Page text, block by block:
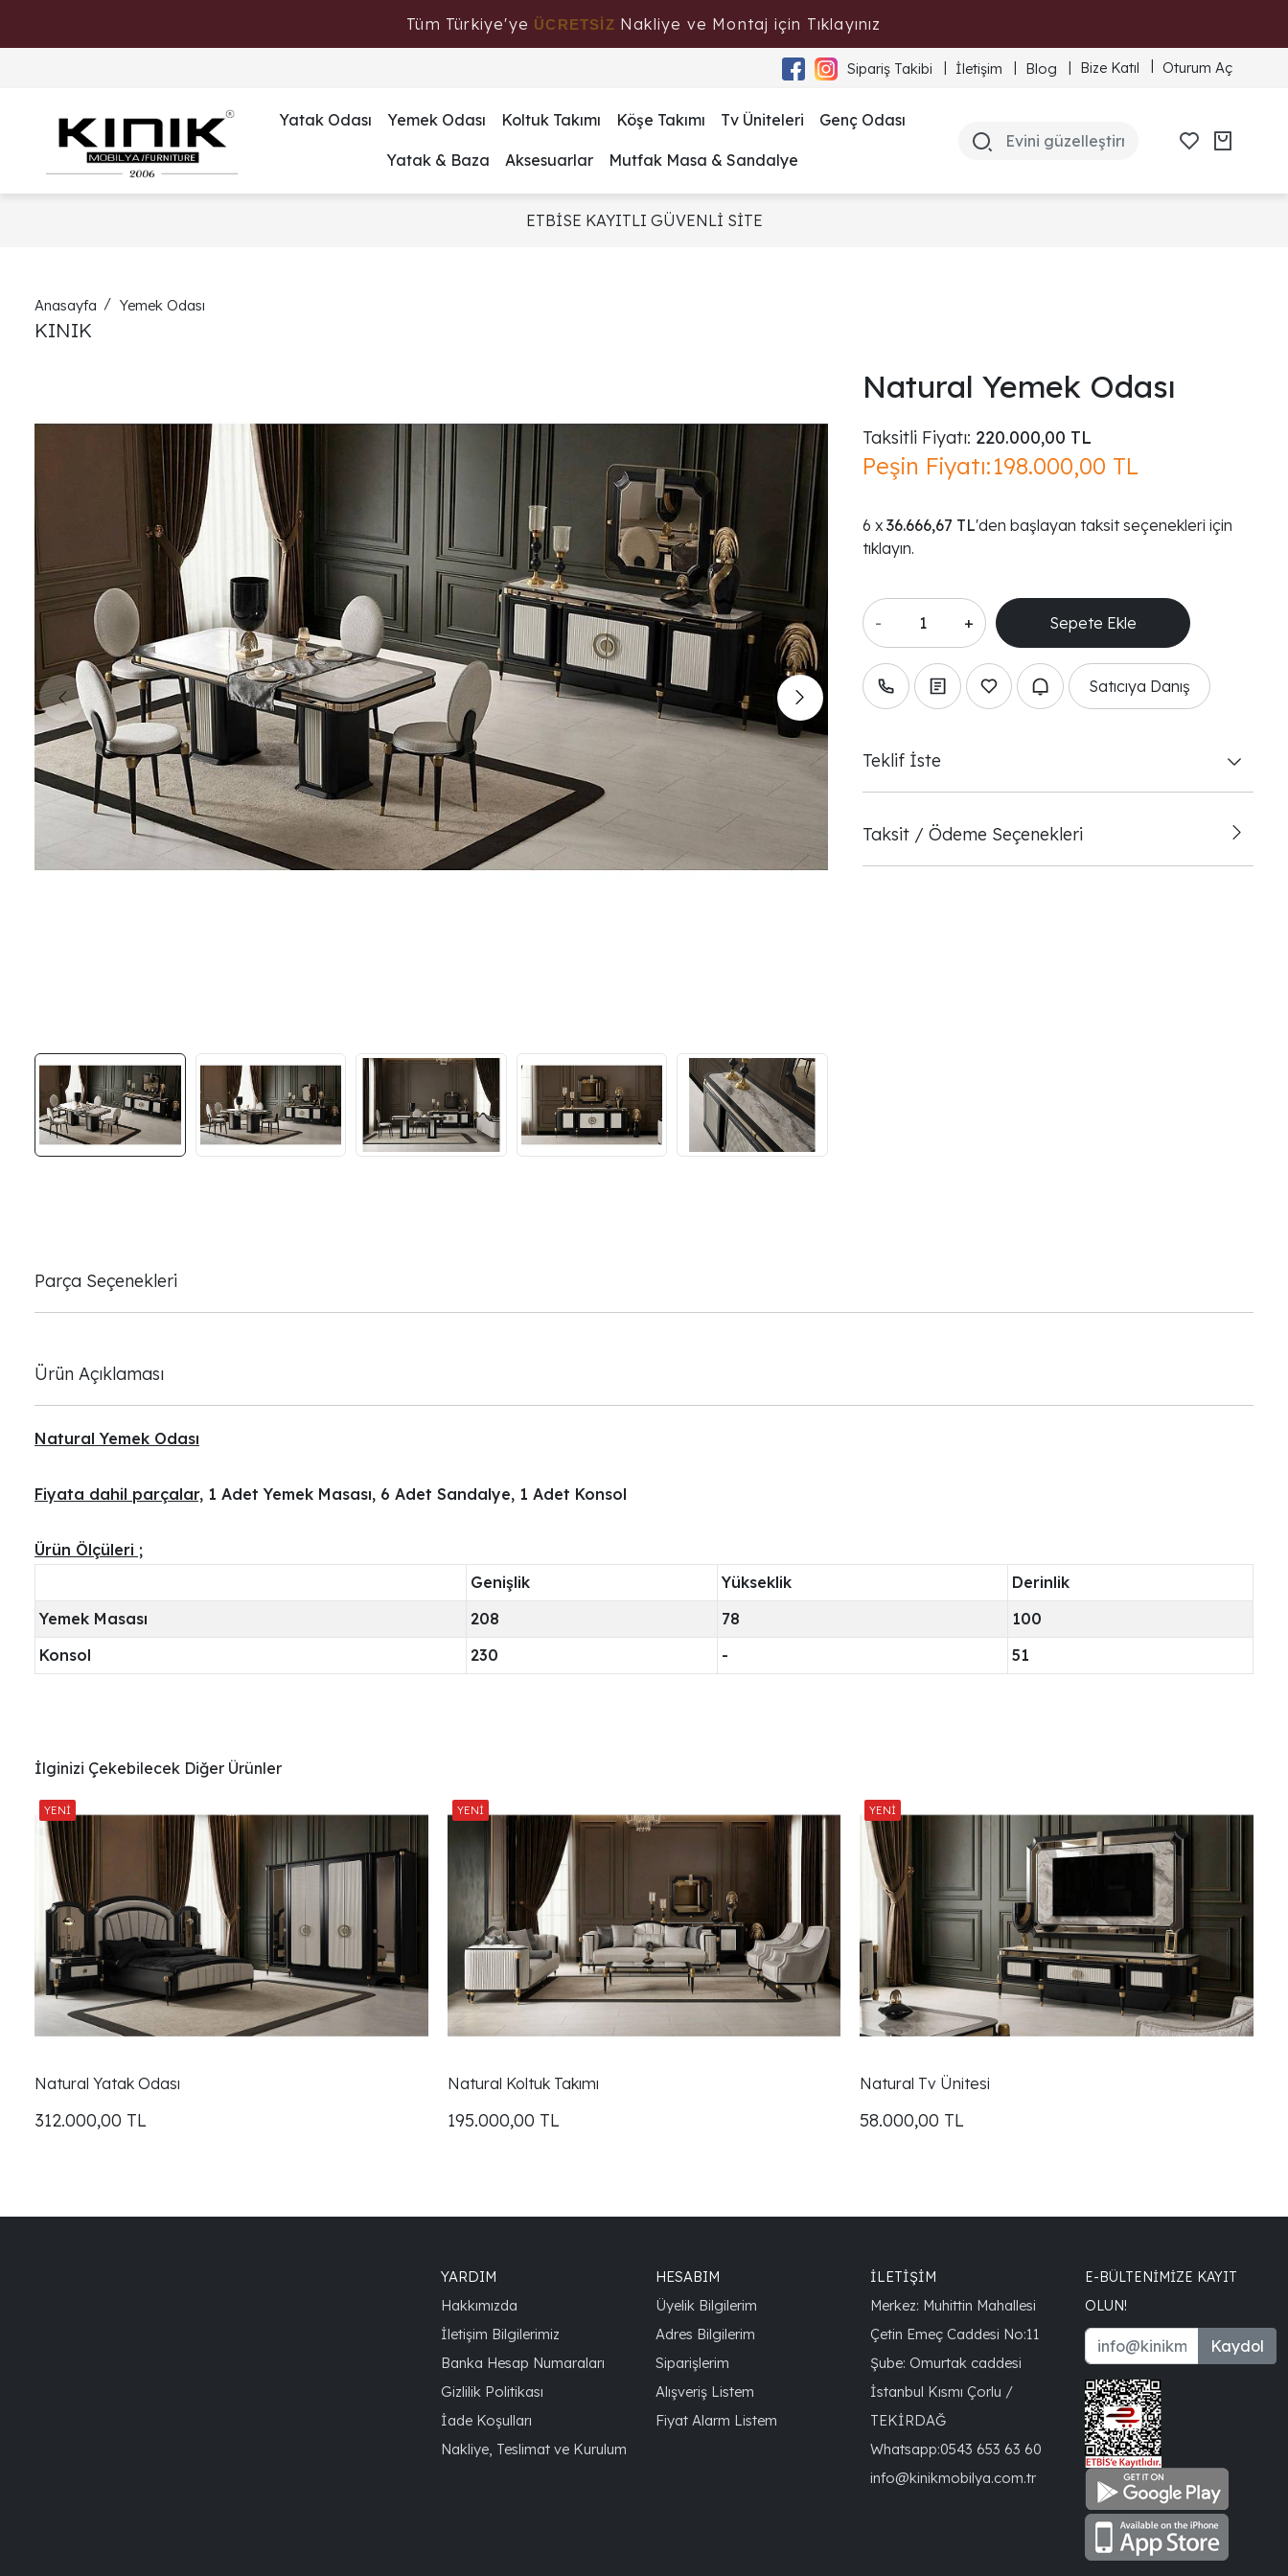
Tüm Türkiye'ye ÜCRETSİZ Nakliye ve Montaj için Tıklayınız
Sipariş Takibi İletişim Blog Bize Katıl Oturum Aç
Yatak Odası Yemek Odası Koltuk Takımı Köşe Takımı Tv Üniteleri Genç Odası
Yatak & Baza Aksesuarlar Mutfak Masa & Sandalye
ETBİSE KAYITLI GÜVENLİ SİTE
Anasayfa Yemek Odası
KINIK
Natural Yemek Odası
Taksitli Fiyatı: 220.000,00 TL
Peşin Fiyatı:198.000,00 TL
36.666,67 TL'den başlayan taksit seçenekleri için
tıklayın.
- +
Satıcıya Danış
Teklif İste
Taksit / Ödeme Seçenekleri
Parça Seçenekleri
Ürün Açıklaması
Natural Yemek Odası
Fiyata dahil parçalar, 1 Adet Yemek Masası, 6 Adet Sandalye, 1 Adet Konsol
Ürün Ölçüleri ;
Genişlik
Yükseklik
Derinlik
Yemek Masası
208 78
100
Konsol
230 - 51
İlginizi Çekebilecek Diğer Ürünler
Natural Yatak Odası
312.000,00 TL
Natural Koltuk Takımı
195.000,00 TL
Natural Tv Ünitesi
58.000,00 TL
YARDIM
Hakkımızda
İletişim Bilgilerimiz
Banka Hesap Numaraları
Gizlilik Politikası
İade Koşulları
Nakliye, Teslimat ve Kurulum
HESABIM
Üyelik Bilgilerim
Adres Bilgilerim
Siparişlerim
Alışveriş Listem
Fiyat Alarm Listem
İLETİŞİM
Merkez: Muhittin Mahallesi
Çetin Emeç Caddesi No:11
Şube: Omurtak caddesi
İstanbul Kısmı Çorlu /
TEKİRDAĞ
Whatsapp:0543 653 63 60
info@kinikmobilya.com.tr
E-BÜLTENIMIZE KAYIT
OLUN!
Kaydol